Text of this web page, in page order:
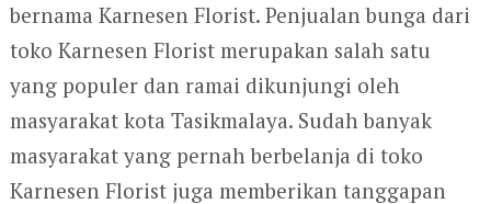
bernama Karnesen Florist. Penjualan bunga dari
toko Karnesen Florist merupakan salah satu
yang populer dan ramai dikunjungi oleh
masyarakat kota Tasikmalaya. Sudah banyak
masyarakat yang pernah berbelanja di toko
Karnesen Florist juga memberikan tanggapan